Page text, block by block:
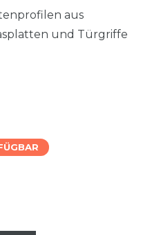
aus
und Türgriffe